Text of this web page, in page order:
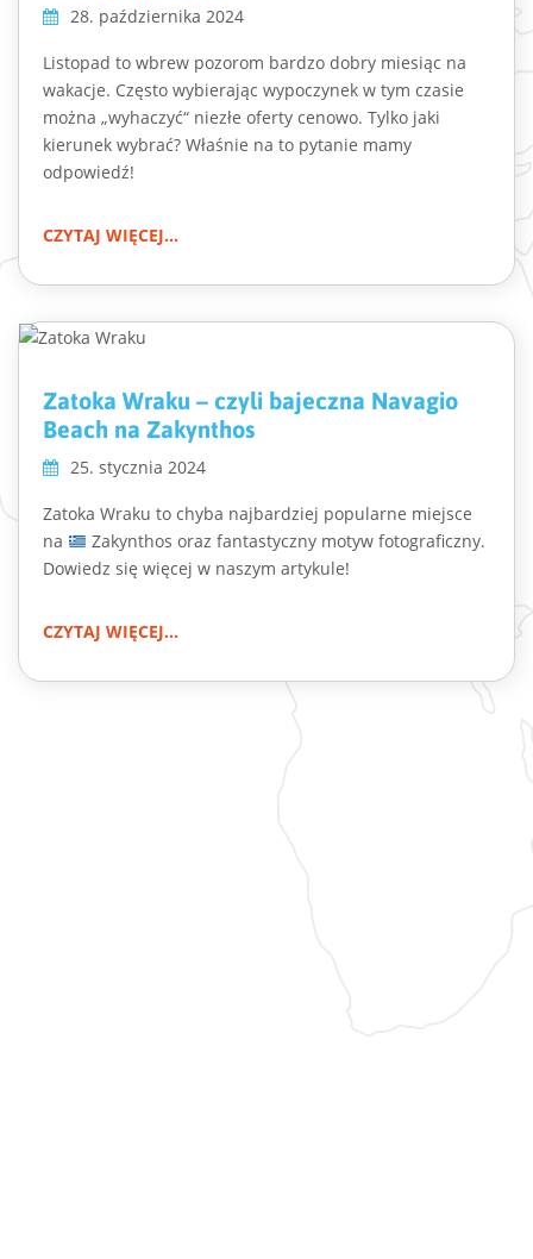
28. października 2024
Listopad to wbrew pozorom bardzo dobry miesiąc na
wakacje. Często wybierając wypoczynek w tym czasie
można „wyhaczyć“ niezłe oferty cenowo. Tylko jaki
kierunek wybrać? Właśnie na to pytanie mamy
odpowiedź!
CZYTAJ WIĘCEJ...
Zatoka Wraku – czyli bajeczna Navagio
Beach na Zakynthos
25. stycznia 2024
Zatoka Wraku to chyba najbardziej popularne miejsce
na
Zakynthos oraz fantastyczny motyw fotograficzny.
Dowiedz się więcej w naszym artykule!
CZYTAJ WIĘCEJ...